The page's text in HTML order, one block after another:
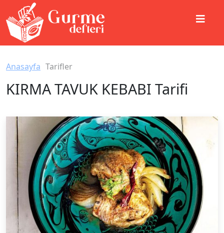
Anasayfa Tarifler
KIRMA TAVUK KEBABI Tarifi